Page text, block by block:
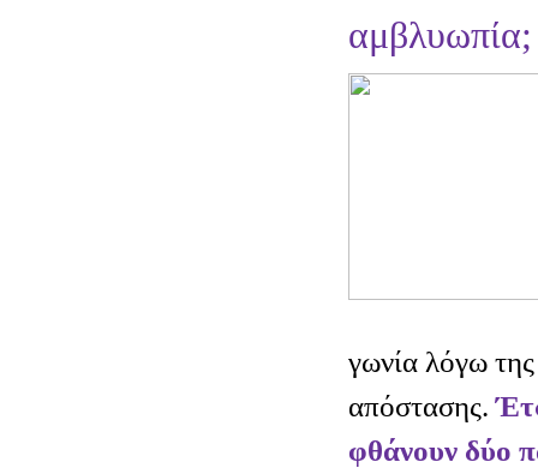
αμβλυωπία;
γωνία λόγω
απόστασης.
φθάνουν δύο